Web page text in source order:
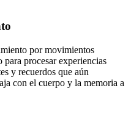
por movimientos
procesar experiencias
y recuerdos que aún
con el cuerpo y la memoria a